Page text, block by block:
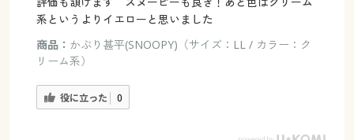
系というよりイエローと思いました
商品： かぶり甚平(SNOOPY)（サイズ：LL / カラー：ク
リーム系）
役に立った 0